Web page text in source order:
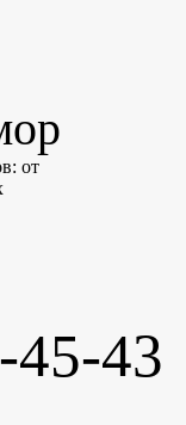
от
45-43